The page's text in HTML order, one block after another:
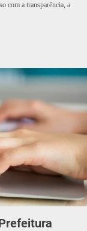
com a transparência, a